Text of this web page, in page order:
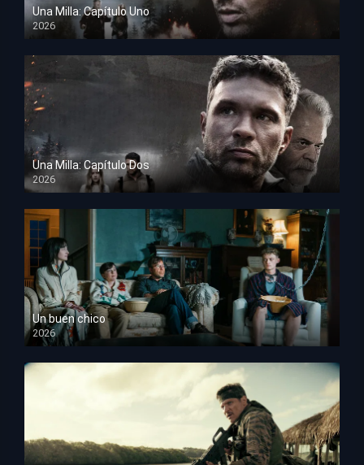
Una Milla: Capítulo Uno
2026
HD 1080p
Una Milla: Capítulo Dos
2026
HD 1080p
Un buen chico
2026
HD 1080p